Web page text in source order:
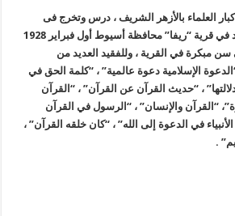
العلماء بالأزهر الشريف ، درس وتخرج فى
جامعة الأزهر الشريف وولد في قرية “ريفا” محافظة أسيوط أول فبراير 1928
مبكرة في القرية ، وللفقيد العديد من
الإسلامية دعوة عالمية” ، “كلمة الحق في
، “حديث القرآن عن القرآن” ، “القرآن
“القرآن والإنسان” ، “الرسول في القرآن
في الدعوة إلى الله” ، “كان خلقه القرآن” ،
.